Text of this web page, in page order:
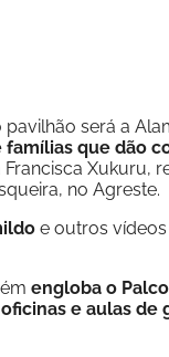
será a
que dão
Xukuru,
no Agreste.
e outros
engloba o
e aulas de